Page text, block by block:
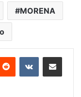
MORENA
Reddit VKontakteShare via Email